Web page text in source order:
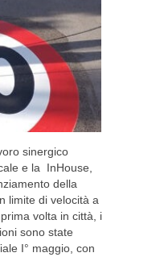
sinergico
e la InHouse,
della
limite di velocità a
volta in città, i
sono state
I° maggio, con